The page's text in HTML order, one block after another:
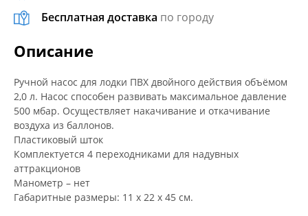
Бесплатная доставка по городу
Описание
Ручной насос для лодки ПВХ двойного действия объёмом
2,0 л. Насос способен развивать максимальное давление
500 мбар. Осуществляет накачивание и откачивание
воздуха из баллонов.
Пластиковый шток
Комплектуется 4 переходниками для надувных
аттракционов
Манометр – нет
Габаритные размеры: 11 х 22 х 45 см.